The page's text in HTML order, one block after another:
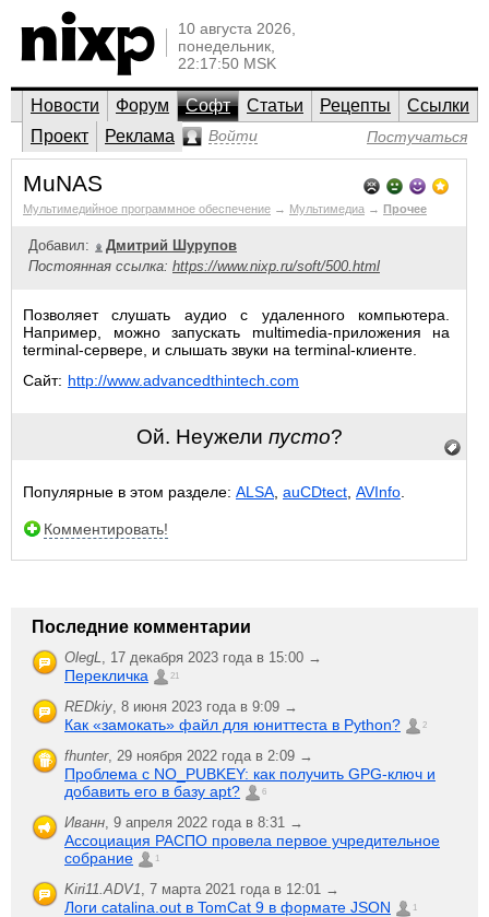
10 августа 2026,
понедельник,
22:17:50 MSK
Новости Форум Софт Статьи Рецепты
Ссылки
Проект
Реклама Войти Постучаться
MuNAS
Мультимедийное программное обеспечение → Мультимедиа → Прочее
Добавил:
Дмитрий Шурупов
Постоянная ссылка: https://www.nixp.ru/soft/500.html
Позволяет слушать аудио с удаленного компьютера.
Например, можно запускать multimedia-приложения на
terminal-сервере, и слышать звуки на terminal-клиенте.
Сайт: http://www.advancedthintech.com
Ой. Неужели пусто?
Популярные в этом разделе: ALSA auCDtect AVInfo
Комментировать!
Последние комментарии
OlegL, 17 декабря 2023 года в 15:00 →
Перекличка 21
REDkiy, 8 июня 2023 года в 9:09 →
Как «замокать» файл для юниттеста в Python? 2
fhunter, 29 ноября 2022 года в 2:09 →
Проблема с NO_PUBKEY: как получить GPG-ключ и
добавить его в базу apt?
6
Иванн, 9 апреля 2022 года в 8:31 →
Ассоциация РАСПО провела первое учредительное
собрание
1
Kiri11.ADV1, 7 марта 2021 года в 12:01 →
Логи catalina.out в TomCat 9 в формате JSON 1